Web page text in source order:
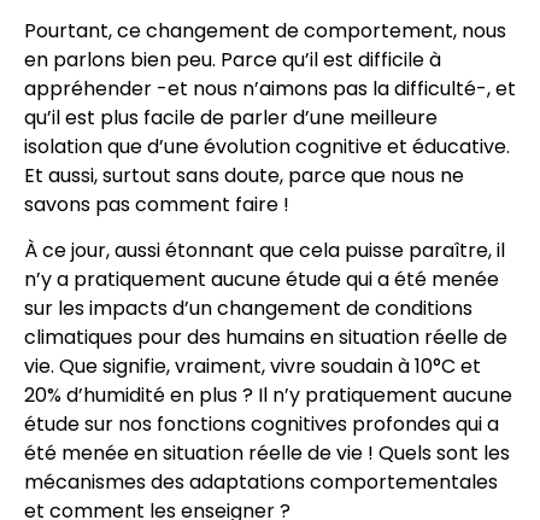
Pourtant, ce changement de comportement, nous
en parlons bien peu. Parce qu’il est difficile à
appréhender -et nous n’aimons pas la difficulté-, et
qu’il est plus facile de parler d’une meilleure
isolation que d’une évolution cognitive et éducative.
Et aussi, surtout sans doute, parce que nous ne
savons pas comment faire !
À ce jour, aussi étonnant que cela puisse paraître, il
n’y a pratiquement aucune étude qui a été menée
sur les impacts d’un changement de conditions
climatiques pour des humains en situation réelle de
vie. Que signifie, vraiment, vivre soudain à 10°C et
20% d’humidité en plus ? Il n’y pratiquement aucune
étude sur nos fonctions cognitives profondes qui a
été menée en situation réelle de vie ! Quels sont les
mécanismes des adaptations comportementales
et comment les enseigner ?